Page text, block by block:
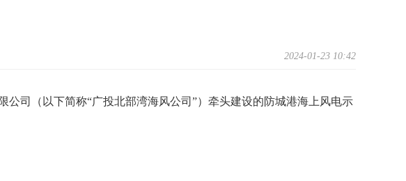
2024-01-23 10:42
司（以下简称“广投北部湾海风公司”）牵头建设的防城港海上风电示